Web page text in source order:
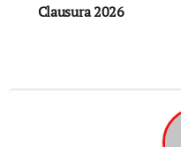
Clausura 2026